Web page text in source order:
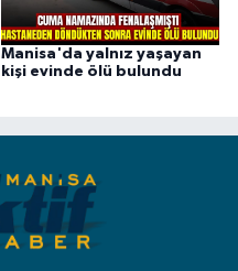
Manisa'da yalnız yaşayan
kişi evinde ölü bulundu